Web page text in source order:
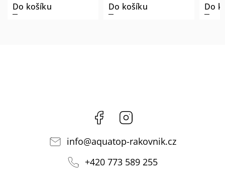
Do košíku Do košíku Do
Facebook
info@aquatop-rakovnik.cz
+420 773 589 255